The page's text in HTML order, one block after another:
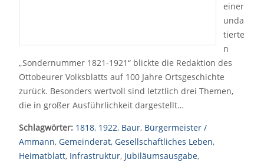
einer
unda
tierte
n
„Sondernummer 1821-1921“ blickte die Redaktion des
Ottobeurer Volksblatts auf 100 Jahre Ortsgeschichte
zurück. Besonders wertvoll sind letztlich drei Themen,
die in großer Ausführlichkeit dargestellt…
Schlagwörter: 1818, 1922, Baur, Bürgermeister /
Ammann, Gemeinderat, Gesellschaftliches Leben,
Heimatblatt, Infrastruktur, Jubiläumsausgabe,